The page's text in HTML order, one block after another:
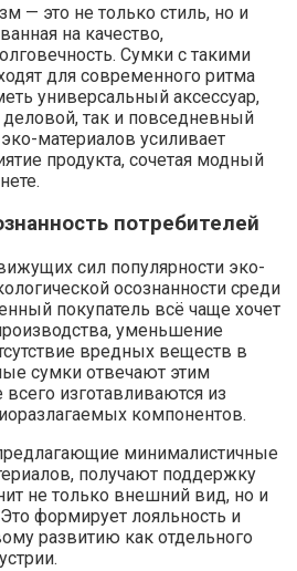
— это не только стиль, но и
на качество,
Сумки с такими
для современного ритма
универсальный аксессуар,
так и повседневный
материалов усиливает
продукта, сочетая модный
потребителей
сил популярности эко-
осознанности среди
покупатель всё чаще хочет
уменьшение
вредных веществ в
сумки отвечают этим
изготавливаются из
компонентов.
минималистичные
получают поддержку
не только внешний вид, но и
формирует лояльность и
развитию как отдельного